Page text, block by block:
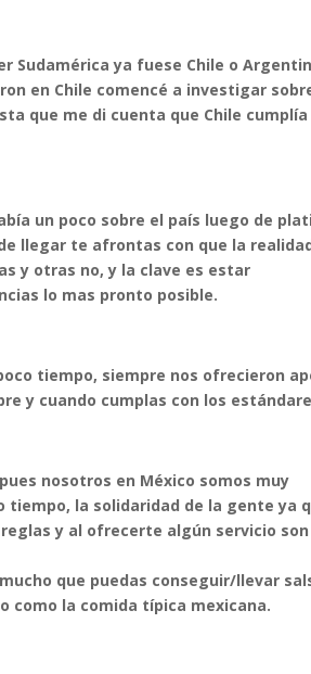
Sudamérica ya fuese Chile o
en Chile comencé a investigar
que me di cuenta que Chile cumplía
un poco sobre el país luego de
llegar te afrontas con que la
y otras no, y la clave es estar
lo mas pronto posible.
tiempo, siempre nos ofrecieron
y cuando cumplas con los
nosotros en México somos muy
la solidaridad de la gente ya
y al ofrecerte algún servicio son
que puedas conseguir/llevar
como la comida típica mexicana.